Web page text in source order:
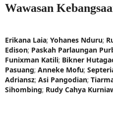
Wawasan
Erikana Laia; Yohanes Nduru;
Edison; Paskah Parlaungan
Funixman Katili; Bikner
Pasuang; Anneke Mofu;
Adriansz; Asi Pangodian;
Sihombing; Rudy Cahya